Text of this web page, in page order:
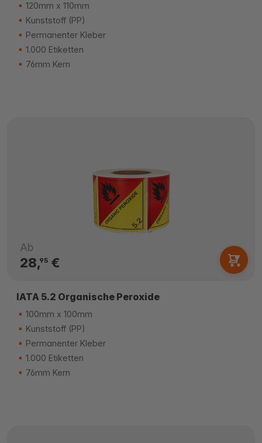
120mm x 110mm
Kunststoff (PP)
Permanenter Kleber
1.000 Etiketten
76mm Kern
Ab
28,95€
IATA 5.2 Organische Peroxide
100mm x 100mm
Kunststoff (PP)
Permanenter Kleber
1.000 Etiketten
76mm Kern